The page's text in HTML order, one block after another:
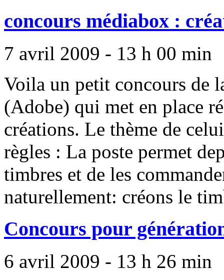
concours médiabox :
7 avril 2009 - 13 h 00 min
Voila un petit concours de
(Adobe) qui met en place
créations. Le thème de
règles : La poste permet
timbres et de les
naturellement: créons le
Concours pour
6 avril 2009 - 13 h 26 min